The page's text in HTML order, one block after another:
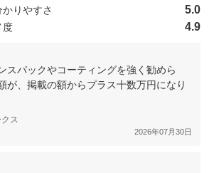
りやすさ 5.0
度 4.9
スパックやコーティングを強く勧めら
が、掲載の額からプラス十数万円になり
ス
2026年07月30日